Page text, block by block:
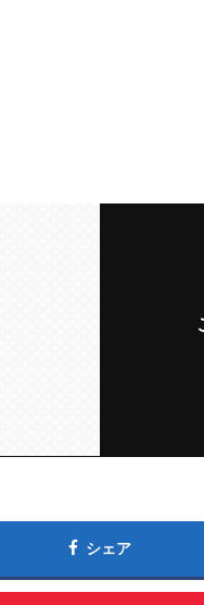
シェア